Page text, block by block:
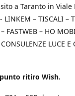
a Taranto in Viale
LINKEM – TISCALI –
FASTWEB – HO
LUCE E
punto ritiro Wish.